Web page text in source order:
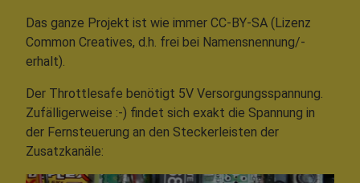
Das ganze Projekt ist wie immer CC-BY-SA (Lizenz
Common Creatives, d.h. frei bei Namensnennung/-
erhalt).
Der Throttlesafe benötigt 5V Versorgungsspannung.
Zufälligerweise :-) findet sich exakt die Spannung in
der Fernsteuerung an den Steckerleisten der
Zusatzkanäle: